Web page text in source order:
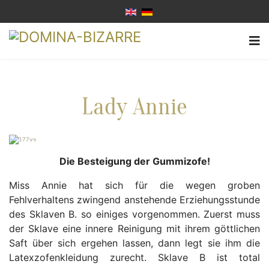
Lady Annie
Die Besteigung der Gummizofe!
Miss Annie hat sich für die wegen groben
Fehlverhaltens zwingend anstehende Erziehungsstunde
des Sklaven B. so einiges vorgenommen. Zuerst muss
der Sklave eine innere Reinigung mit ihrem göttlichen
Saft über sich ergehen lassen, dann legt sie ihm die
Latexzofenkleidung zurecht. Sklave B ist total